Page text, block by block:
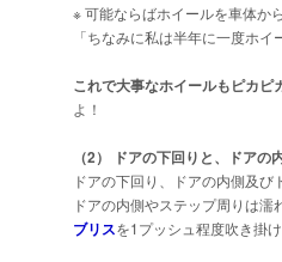
※ 可能ならばホイールを車体か
「ちなみに私は半年に一度ホ
これで大事なホイールもピカピ
よ！
（2） ドアの下回りと、ドアの
ドアの下回り、ドアの内側及
ドアの内側やステップ周りは濡
ブリスを1プッシュ程度吹き掛